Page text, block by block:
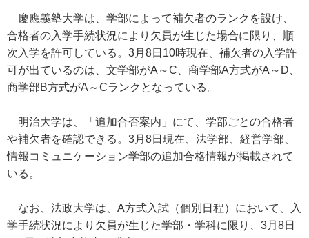
慶應義塾大学は、学部によって補欠者のランクを設け、
合格者の入学手続状況により欠員が生じた場合に限り、順
次入学を許可している。3月8日10時現在、補欠者の入学許
可が出ているのは、文学部がA～C、商学部A方式がA～D、
商学部B方式がA～Cランクとなっている。
明治大学は、「追加合否案内」にて、学部ごとの合格者
や補欠者を確認できる。3月8日現在、法学部、経営学部、
情報コミュニケーション学部の追加合格情報が掲載されて
いる。
なお、法政大学は、A方式入試（個別日程）において、入
学手続状況により欠員が生じた学部・学科に限り、3月8日